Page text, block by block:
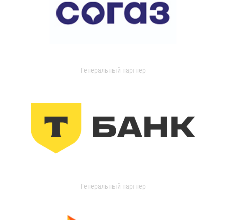
Генеральный партнер
Генеральный партнер